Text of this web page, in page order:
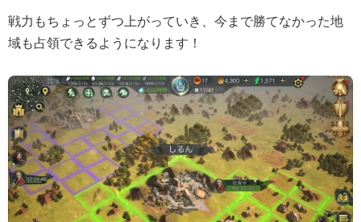
戦力もちょっとずつ上がっていき、今まで勝てなかった地
域も占領できるようになります！